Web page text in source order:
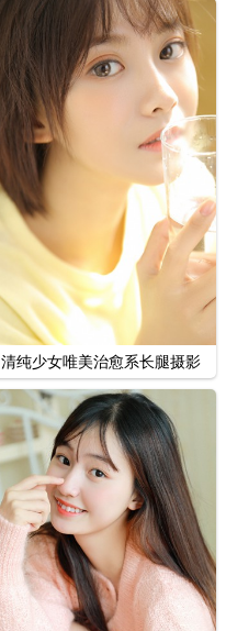
清纯少女唯美治愈系长腿摄影